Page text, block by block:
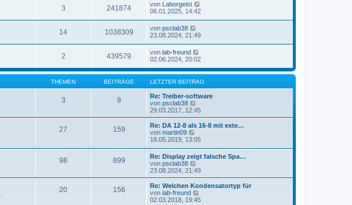
3 241874 von Laborgeist
06.01.2025, 14:42
14 1038309 von psclab38
23.08.2024, 21:49
2 439579 von lab-freund
02.06.2024, 20:02
THEMEN BEITRÄGE LETZTER BEITRAG
3 8
Re: Treiber-software
von psclab38
e
u
e
t
r
B
i
t
r
a
g
29.03.2017, 12:45
27 159
Re: DA 12-8 als 16-8 mit exte…
von martin09
e
e
s
t
e
r
B
e
i
18.05.2019, 13:05
98 899
Re: Display zeigt falsche Spa…
von psclab38
e
u
e
s
t
23.08.2024, 21:49
20 156
Re: Welchen Kondensatortyp für
von lab-freund
e
02.03.2018, 19:45